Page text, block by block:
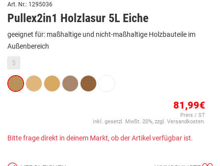
Art. Nr.: 1295036
Pullex2in1 Holzlasur 5L Eiche
geeignet für: maßhaltige und nicht-maßhaltige Holzbauteile im
Außenbereich
5
81,99€
Preis / ST
inkl. gesetzl. MwSt. 20%, zzgl. Versandkosten.
Bitte frage direkt in deinem Markt, ob der Artikel verfügbar ist.